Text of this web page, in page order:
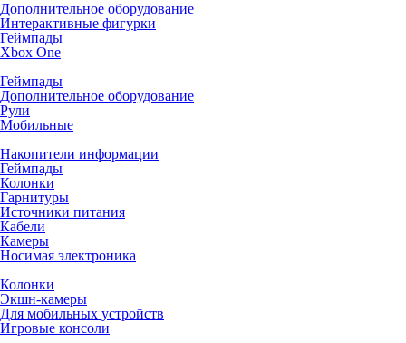
Дополнительное оборудование
Интерактивные фигурки
Геймпады
Xbox One
Геймпады
Дополнительное оборудование
Рули
Мобильные
Накопители информации
Геймпады
Колонки
Гарнитуры
Источники питания
Кабели
Камеры
Носимая электроника
Колонки
Экшн-камеры
Для мобильных устройств
Игровые консоли